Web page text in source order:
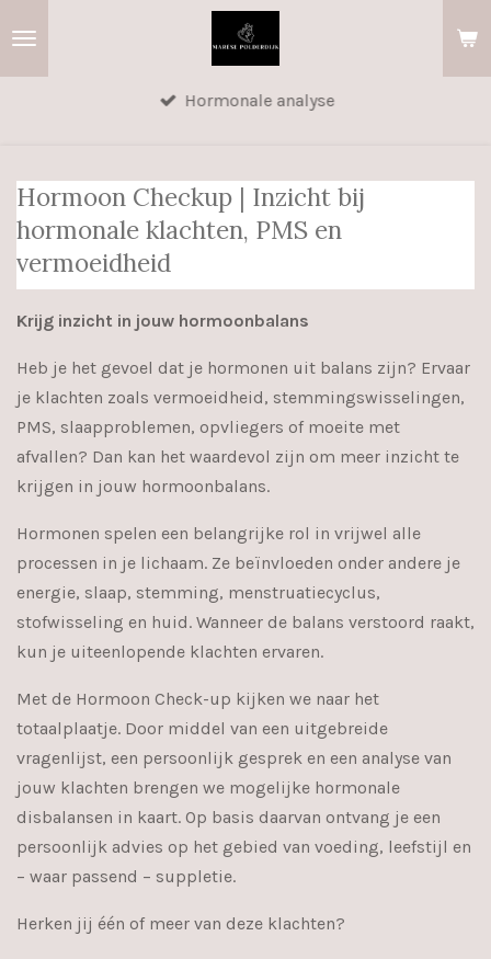
Hormonale analyse
Hormoon Checkup | Inzicht bij
hormonale klachten, PMS en
vermoeidheid
Krijg inzicht in jouw hormoonbalans
Heb je het gevoel dat je hormonen uit balans zijn? Ervaar
je klachten zoals vermoeidheid, stemmingswisselingen,
PMS, slaapproblemen, opvliegers of moeite met
afvallen? Dan kan het waardevol zijn om meer inzicht te
krijgen in jouw hormoonbalans.
Hormonen spelen een belangrijke rol in vrijwel alle
processen in je lichaam. Ze beïnvloeden onder andere je
energie, slaap, stemming, menstruatiecyclus,
stofwisseling en huid. Wanneer de balans verstoord raakt,
kun je uiteenlopende klachten ervaren.
Met de Hormoon Check-up kijken we naar het
totaalplaatje. Door middel van een uitgebreide
vragenlijst, een persoonlijk gesprek en een analyse van
jouw klachten brengen we mogelijke hormonale
disbalansen in kaart. Op basis daarvan ontvang je een
persoonlijk advies op het gebied van voeding, leefstijl en
– waar passend – suppletie.
Herken jij één of meer van deze klachten?